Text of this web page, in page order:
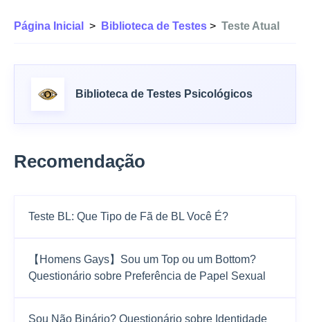
Página Inicial > Biblioteca de Testes > Teste Atual
Biblioteca de Testes Psicológicos
Recomendação
Teste BL: Que Tipo de Fã de BL Você É?
【Homens Gays】Sou um Top ou um Bottom?
Questionário sobre Preferência de Papel Sexual
Sou Não Binário? Questionário sobre Identidade